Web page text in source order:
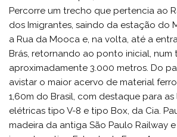
Percorre um trecho que pertencia ao
dos Imigrantes, saindo da estação do
a Rua da Mooca e, na volta, até a
Brás, retornando ao ponto inicial, num
aproximadamente 3.000 metros. Do
avistar o maior acervo de material
1,60m do Brasil, com destaque para
elétricas tipo V-8 e tipo Box, da Cia.
madeira da antiga São Paulo Railway